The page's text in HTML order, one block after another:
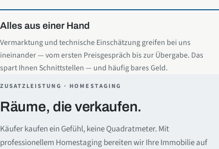
Alles aus einer Hand
Vermarktung und technische Einschätzung greifen bei uns
ineinander — vom ersten Preisgespräch bis zur Übergabe. Das
spart Ihnen Schnittstellen — und häufig bares Geld.
ZUSATZLEISTUNG · HOMESTAGING
Räume, die verkaufen.
Käufer kaufen ein Gefühl, keine Quadratmeter. Mit
professionellem Homestaging bereiten wir Ihre Immobilie auf